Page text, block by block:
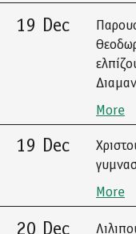
19 Dec
More
19 Dec
More
20 Dec